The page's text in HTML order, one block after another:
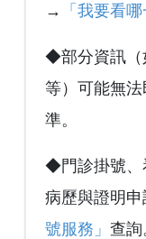
→
「我要看哪
◆部分資訊（
等）可能無
準。
◆門診掛號、
病歷與證明
號服務」 查詢